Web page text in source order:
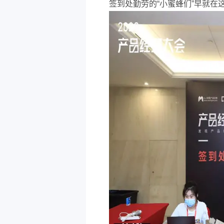
签到处勤劳的“小蜜蜂们”早就在